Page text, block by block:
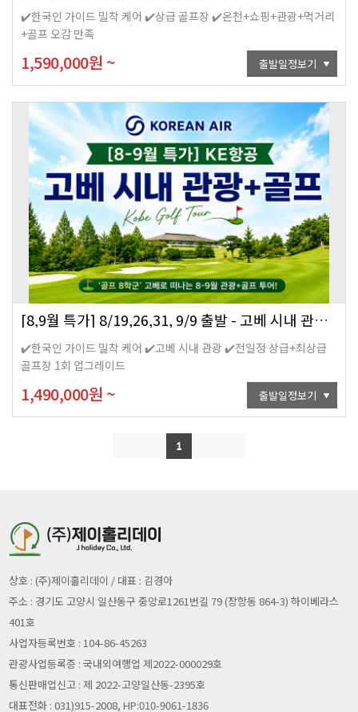
✔️한국인 가이드 밀착 케어 ✔️상급 골프장 ✔️온천+쇼핑+관광+먹거리
+골프 오감 만족
1,590,000원 ~ 출발일정보기
[8,9월 특가] 8/19,26,31, 9/9 출발 - 고베 시내 관광+골프 4일 (조석패턴)
✔️한국인 가이드 밀착 케어 ✔️고베 시내 관광 ✔️전일정 상급+최상급
골프장 1회 업그레이드
1,490,000원 ~ 출발일정보기
1
상호 : (주)제이홀리데이 / 대표 : 김경아
주소 : 경기도 고양시 일산동구 중앙로1261번길 79 (장항동 864-3) 하이베라스
401호
사업자등록번호 : 104-86-45263
관광사업등록증 : 국내외여행업 제2022-000029호
통신판매업신고 : 제 2022-고양일산동-2395호
대표전화 : 031)915-2008, HP:010-9061-1836